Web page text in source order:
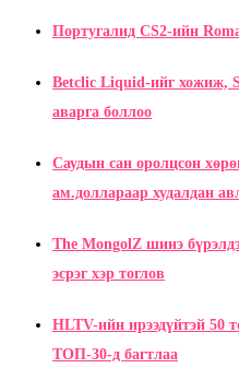
Португалид CS2-ийн
Betclic Liquid-ийг хожиж,
аварга боллоо
Саудын сан оролцсон
ам.доллараар худалдан
The MongolZ шинэ
эсрэг хэр тоглов
HLTV-ийн ирээдүйтэй 50
ТОП-30-д багтлаа